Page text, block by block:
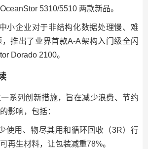
5310/5510 两款新品。
小企业对于非结构化数据处理慢、难
推出了业界首款A-A架构入门级全闪
Dorado 2100。
系列创新措施，旨在减少浪费、节约
影响，包括：
使用、物尽其用和循环回收（3R）行
再生材料，让包装减重78%。